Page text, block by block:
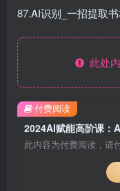
87.AI识别_一招提取
此处内
此内容为付费阅读，请
付费阅读